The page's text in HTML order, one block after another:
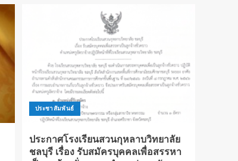
ประชาสัมพันธ์
ประกาศโรงเรียนสวนกุหลาบวิทยาลัย
ชลบุรี เรื่อง รับสมัครบุคคลเพื่อสรรหา